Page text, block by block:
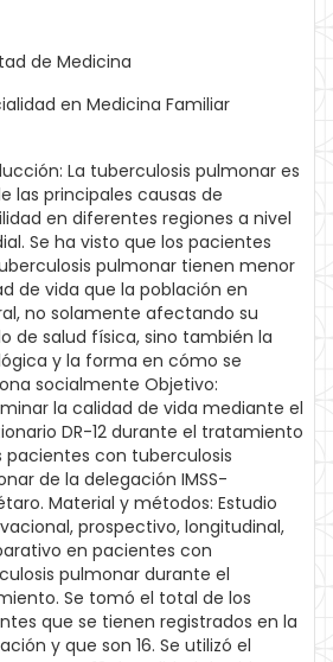
de Medicina
en Medicina Familiar
La tuberculosis pulmonar es
las principales causas de
en diferentes regiones a nivel
Se ha visto que los pacientes
pulmonar tienen menor
de vida que la población en
no solamente afectando su
de salud física, sino también la
y la forma en cómo se
socialmente Objetivo:
la calidad de vida mediante el
DR-12 durante el tratamiento
pacientes con tuberculosis
de la delegación IMSS-
Material y métodos: Estudio
prospectivo, longitudinal,
en pacientes con
pulmonar durante el
Se tomó el total de los
que se tienen registrados en la
y que son 16. Se utilizó el